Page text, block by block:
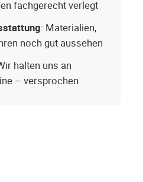
fachgerecht verlegt
: Materialien,
noch gut aussehen
halten uns an
– versprochen